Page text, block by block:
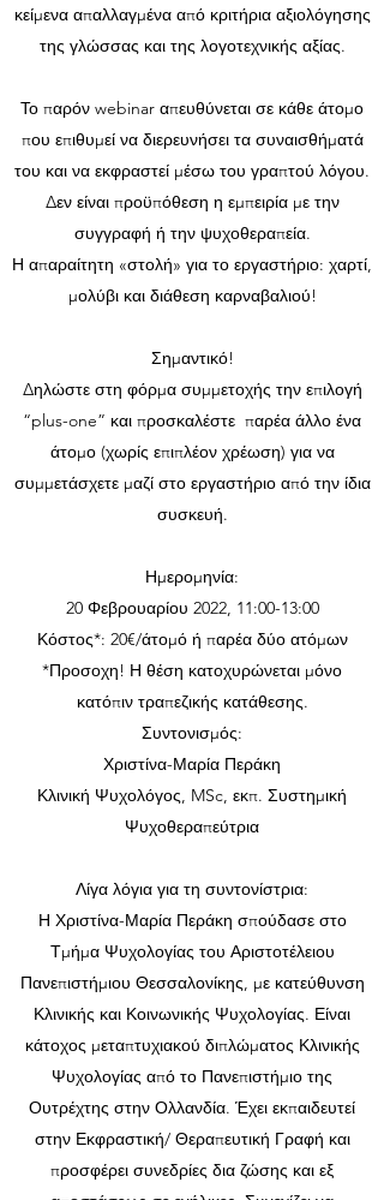
κείμενα απαλλαγμένα από κριτήρια αξιολόγησης
της γλώσσας και της λογοτεχνικής αξίας.
Το παρόν webinar απευθύνεται σε κάθε άτομο
που επιθυμεί να διερευνήσει τα συναισθήματά
του και να εκφραστεί μέσω του γραπτού λόγου.
Δεν είναι προϋπόθεση η εμπειρία με την
συγγραφή ή την ψυχοθεραπεία.
Η απαραίτητη «στολή» για το εργαστήριο: χαρτί,
μολύβι και διάθεση καρναβαλιού!
Σημαντικό!
Δηλώστε στη φόρμα συμμετοχής την επιλογή
“plus-one” και προσκαλέστε παρέα άλλο ένα
άτομο (χωρίς επιπλέον χρέωση) για να
συμμετάσχετε μαζί στο εργαστήριο από την ίδια
συσκευή.
Ημερομηνία:
20 Φεβρουαρίου 2022, 11:00-13:00
Κόστος*: 20€/άτομό ή παρέα δύο ατόμων
*Προσοχη! Η θέση κατοχυρώνεται μόνο
κατόπιν τραπεζικής κατάθεσης.
Συντονισμός:
Χριστίνα-Μαρία Περάκη
Κλινική Ψυχολόγος, MSc, εκπ. Συστημική
Ψυχοθεραπεύτρια
Λίγα λόγια για τη συντονίστρια:
Η Χριστίνα-Μαρία Περάκη σπούδασε στο
Τμήμα Ψυχολογίας του Αριστοτέλειου
Πανεπιστήμιου Θεσσαλονίκης, με κατεύθυνση
Κλινικής και Κοινωνικής Ψυχολογίας. Είναι
κάτοχος μεταπτυχιακού διπλώματος Κλινικής
Ψυχολογίας από το Πανεπιστήμιο της
Ουτρέχτης στην Ολλανδία. Έχει εκπαιδευτεί
στην Εκφραστική/ Θεραπευτική Γραφή και
προσφέρει συνεδρίες δια ζώσης και εξ